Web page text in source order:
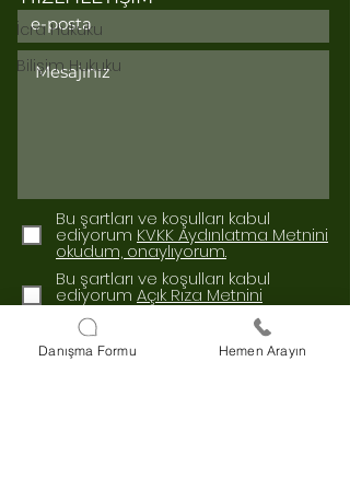
İcra Hukuku
Bilişim Hukuku
Bu şartları ve koşulları kabul
ediyorum KVKK Aydınlatma Metnini
okudum, onaylıyorum.
Bu şartları ve koşulları kabul
ediyorum Açık Rıza Metnini
okudum, onaylıyorum.
Gönder
Danışma Formu Hemen Arayın